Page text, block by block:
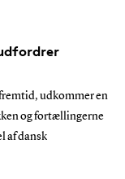
udkommer en
og fortællingerne
af dansk